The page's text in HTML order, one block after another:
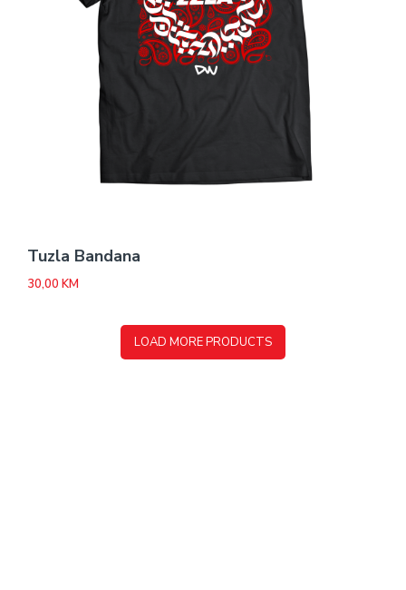
Tuzla Bandana
30,00 KM
LOAD MORE PRODUCTS